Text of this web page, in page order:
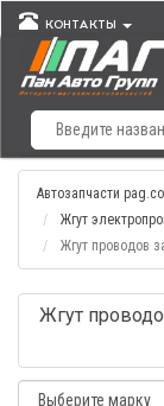
КОНТАКТЫ
Автозапчасти
Жгут
Жгут проводов
Жгут